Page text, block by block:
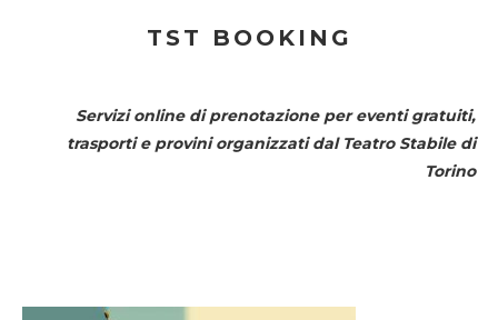
TST BOOKING
Servizi online di prenotazione per eventi gratuiti,
trasporti e provini organizzati dal Teatro Stabile di
Torino